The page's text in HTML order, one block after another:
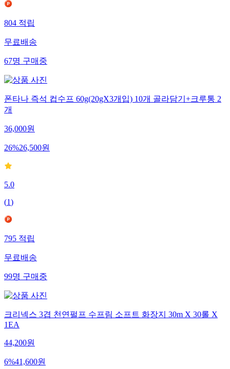
804적립
무료배송
67명구매중
폰타나 즉석 컵수프 60g(20gX3개입) 10개 골라담기+크루통 2
개
36,000원
26%26,500원
5.0
(1)
795적립
무료배송
99명구매중
크리넥스 3겹 천연펄프 수프림 소프트 화장지 30m X 30롤 X
1EA
44,200원
6%41,600원